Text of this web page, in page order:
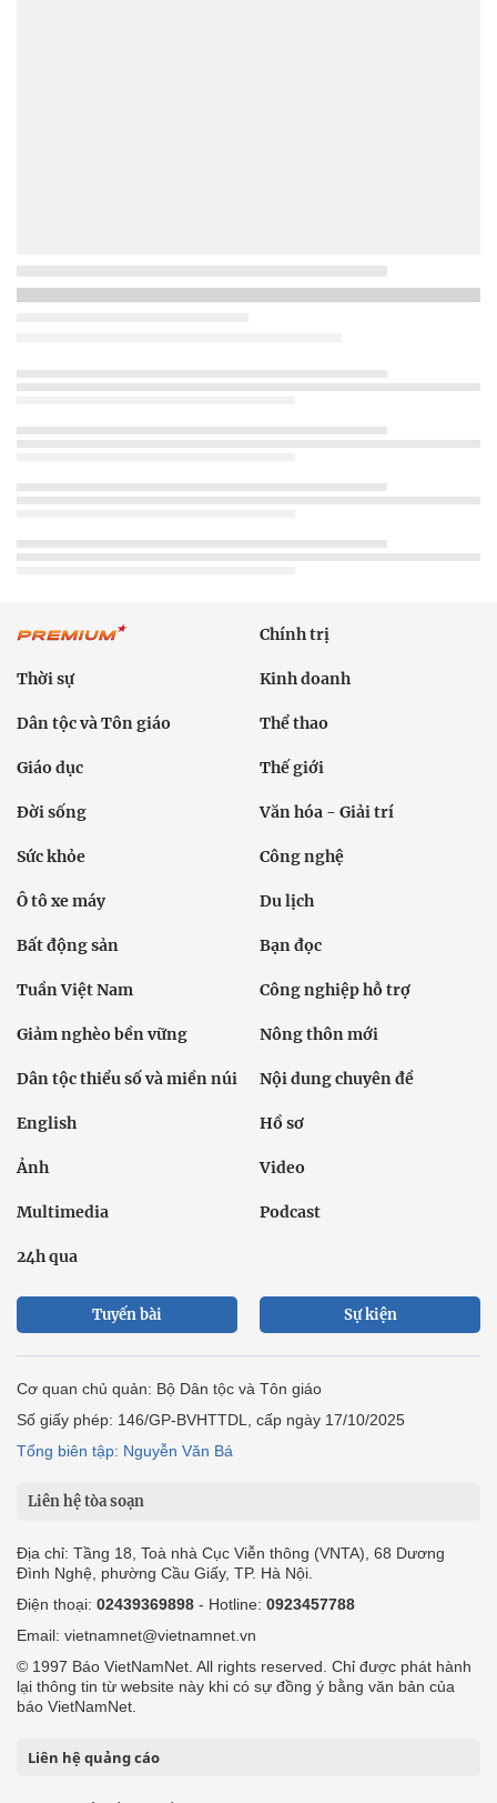
Chính trị
Thời sự Kinh doanh
Dân tộc và Tôn giáo Thể thao
Giáo dục Thế giới
Đời sống Văn hóa - Giải trí
Sức khỏe Công nghệ
Ô tô xe máy Du lịch
Bất động sản Bạn đọc
Tuần Việt Nam Công nghiệp hỗ trợ
Giảm nghèo bền vững Nông thôn mới
Dân tộc thiểu số và miền núi Nội dung chuyên đề
English Hồ sơ
Ảnh Video
Multimedia Podcast
24h qua
Tuyến bài Sự kiện
Cơ quan chủ quản: Bộ Dân tộc và Tôn giáo
Số giấy phép: 146/GP-BVHTTDL, cấp ngày 17/10/2025
Tổng biên tập: Nguyễn Văn Bá
Liên hệ tòa soạn
Địa chỉ: Tầng 18, Toà nhà Cục Viễn thông (VNTA), 68 Dương
Đình Nghệ, phường Cầu Giấy, TP. Hà Nội.
Điện thoại: 02439369898 - Hotline: 0923457788
Email: vietnamnet@vietnamnet.vn
© 1997 Báo VietNamNet. All rights reserved. Chỉ được phát hành
lại thông tin từ website này khi có sự đồng ý bằng văn bản của
báo VietNamNet.
Liên hệ quảng cáo